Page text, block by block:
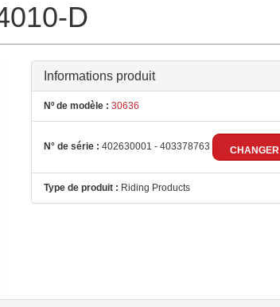
D
Informations produit
Nº de modèle : 30636
N° de série : 402630001 - 403378763 CHANGER
Type de produit : Riding Products